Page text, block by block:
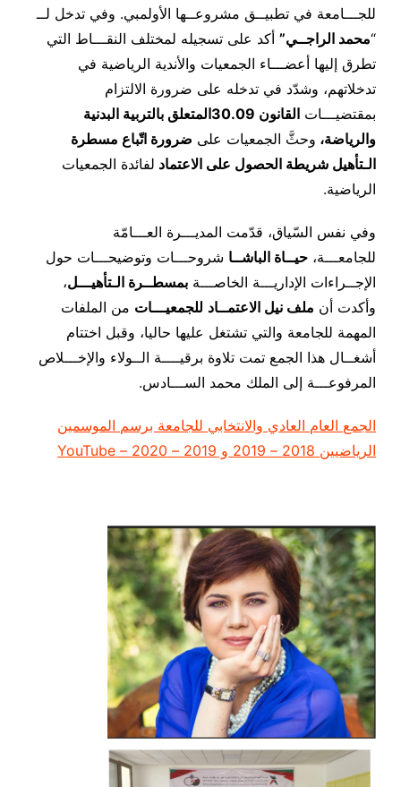
للجـــامعة في تطبيــق مشروعــها الأولمبي. وفي تدخل لــ
“محمد الراجــي”أكد على تسجيله لمختلف النقـــاط التي
تطرق إليها أعضـــاء الجمعيات والأندية الرياضية في
تدخلاتهم، وشدّد في تدخله على ضرورة الالتزام
بمقتضيـــات القانون
المتعلق بالتربية البدنية
والرياضة، وحثَّ الجمعيات على ضرورة اتّباع مسطرة
الـتأهيل شريطة الحصول على الاعتماد لفائدة الجمعيات
الرياضية.
وفي نفس السّياق، قدّمت المديـــرة العـــامّة
للجامعـــة، حيــاة الباشــا شروحـــات وتوضيحـــات حول
الإجــراءات الإداريـــة الخاصـــة بمسطــرة الـتأهيـــل،
وأكدت أن ملف نيل الاعتمــاد للجمعيـــات من الملفات
المهمة للجامعة والتي تشتغل عليها حاليا، وقبل اختتام
أشغــال هذا الجمع تمت تلاوة برقيــــة الــولاء والإخـــلاص
المرفوعـــة إلى الملك محمد الســـادس.
الجمع العام العادي والانتخابي للجامعة برسم الموسمين
الرياضيين 2018 – 2019 و 2019 – 2020 – YouTube